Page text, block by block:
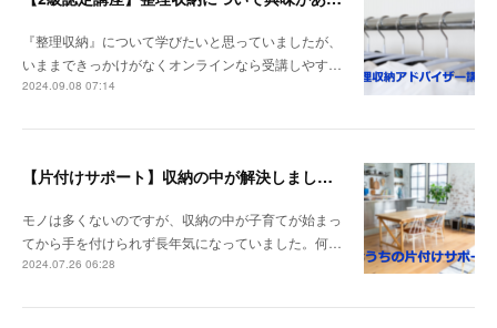
『整理収納』について学びたいと思っていましたが、
いままできっかけがなくオンラインなら受講しやす…
2024.09.08 07:14
【片付けサポート】収納の中が解決しました。
モノは多くないのですが、収納の中が子育てが始まっ
てから手を付けられず長年気になっていました。何…
2024.07.26 06:28